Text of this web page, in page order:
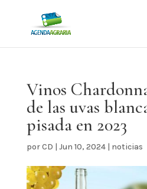
Vinos
de las uvas
pisada en 2023
porCD | Jun 10, 2024| noticias